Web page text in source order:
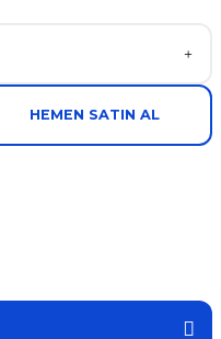
HEMEN SATIN AL